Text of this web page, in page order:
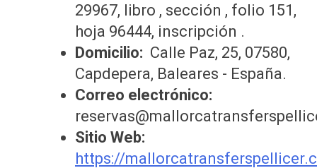
29967, libro , sección , folio 151,
hoja 96444, inscripción .
Domicilio: Calle Paz, 25, 07580,
Capdepera, Baleares - España.
Correo electrónico:
Sitio Web:
https://